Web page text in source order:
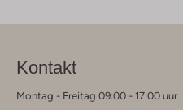
Kontakt
Montag - Freitag 09:00 - 17:00 uur